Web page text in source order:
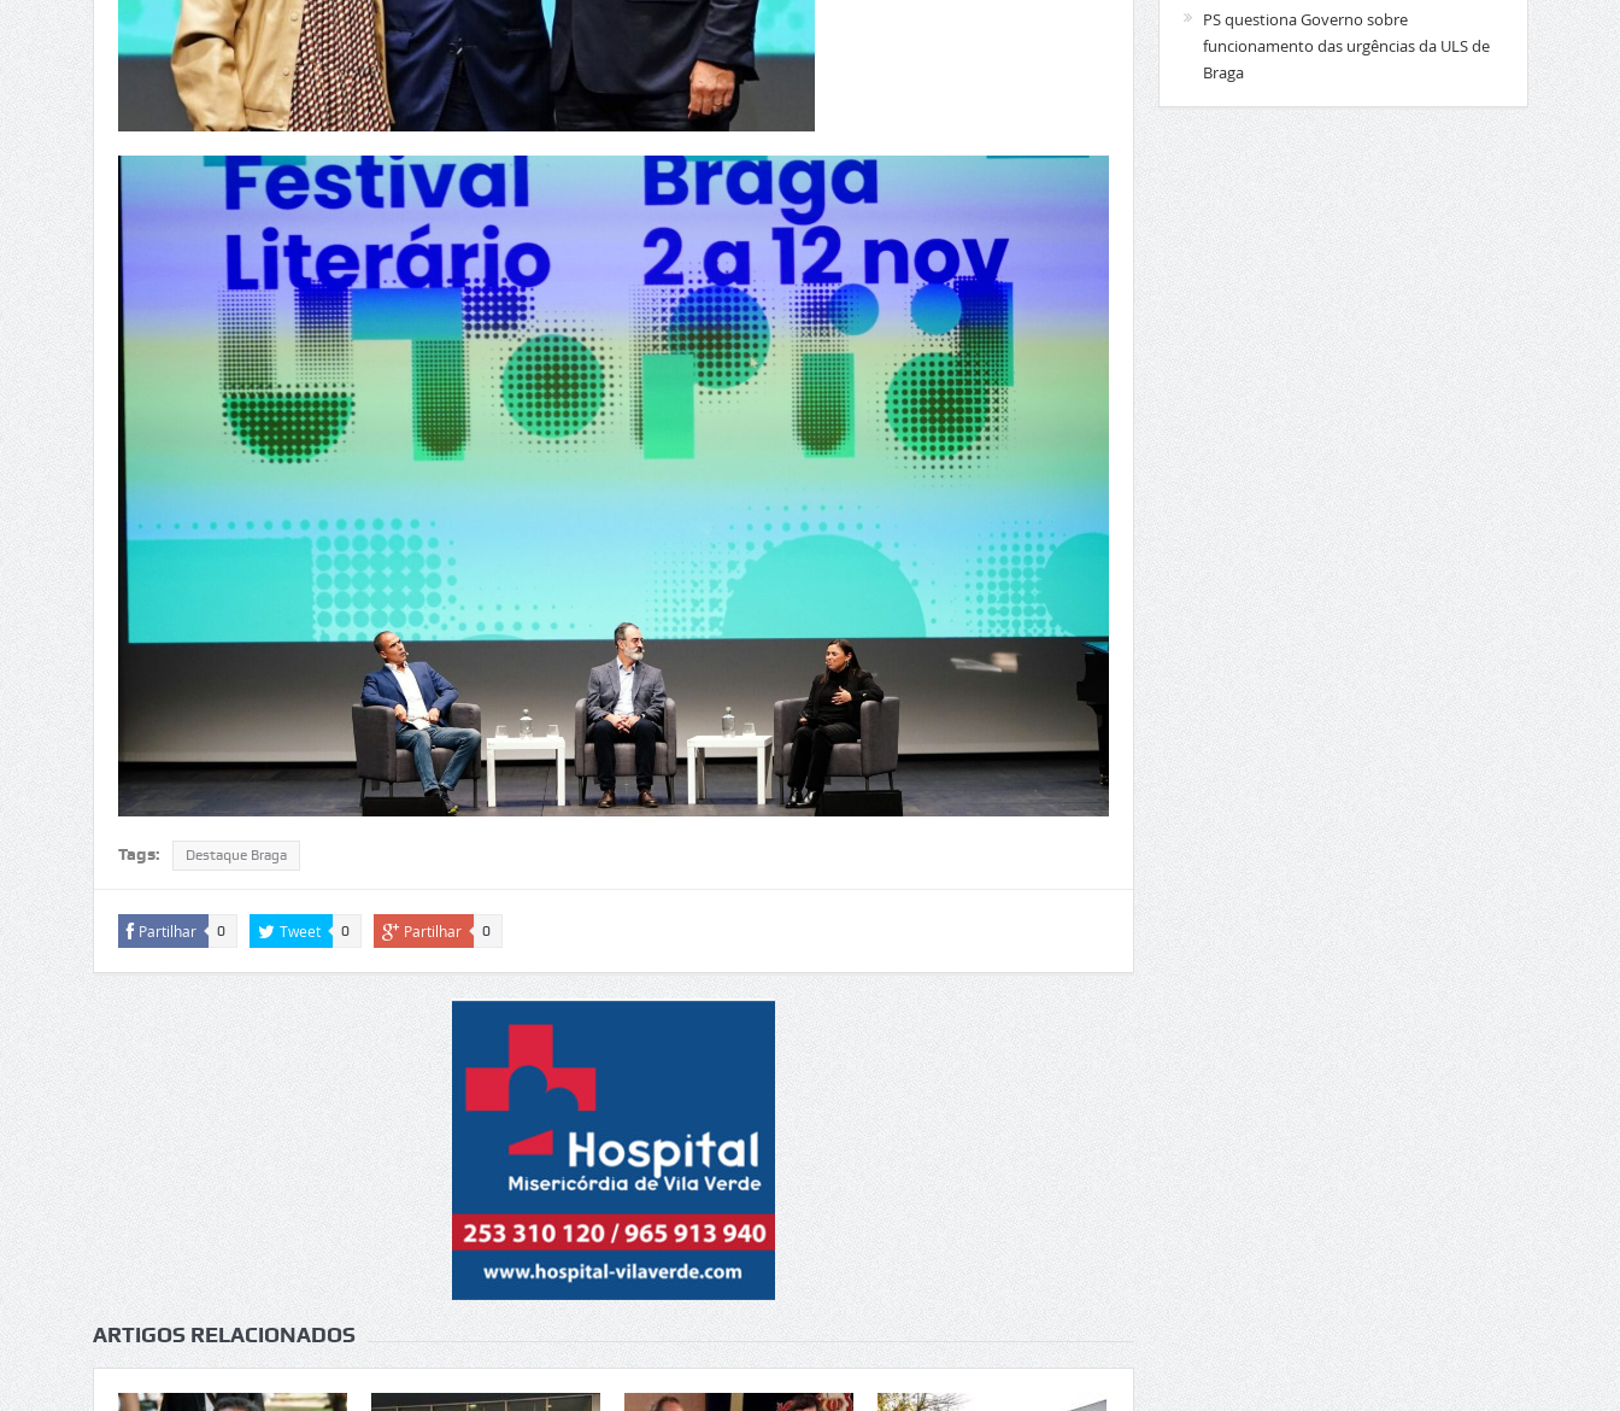
Tags: Destaque Braga
Partilhar 0 Tweet 0 Partilhar 0
ARTIGOS RELACIONADOS
PS questiona Governo sobre
funcionamento das urgências da ULS de
Braga